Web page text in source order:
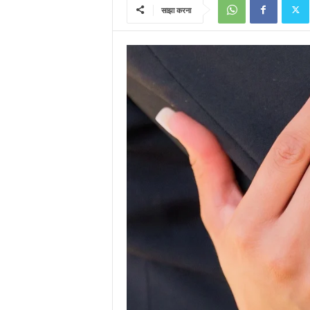
साझा करना